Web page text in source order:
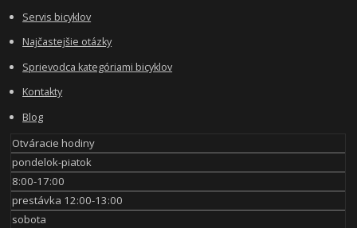
Servis bicyklov
Najčastejšie otázky
Sprievodca kategóriami bicyklov
Kontakty
Blog
Otváracie hodiny
pondelok-piatok
8:00-17:00
prestávka 12:00-13:00
sobota